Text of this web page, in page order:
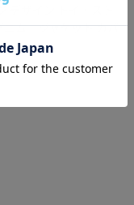
ム ジャケット カバ